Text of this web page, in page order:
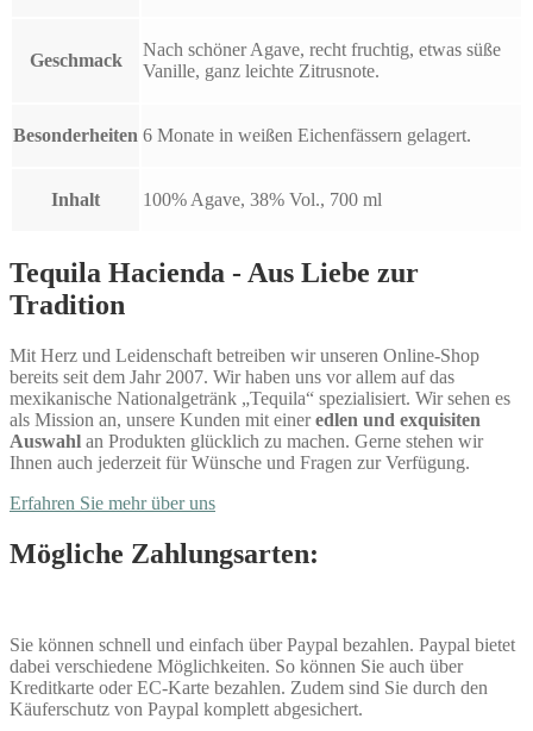
Geschmack
Nach schöner Agave, recht fruchtig, etwas süße
Vanille, ganz leichte Zitrusnote.
Besonderheiten 6 Monate in weißen Eichenfässern gelagert.
Inhalt 100% Agave, 38% Vol., 700 ml
Tequila Hacienda - Aus Liebe zur
Tradition
Mit Herz und Leidenschaft betreiben wir unseren Online-Shop
bereits seit dem Jahr 2007. Wir haben uns vor allem auf das
mexikanische Nationalgetränk „Tequila“ spezialisiert. Wir sehen es
als Mission an, unsere Kunden mit eineredlen und exquisiten
Auswahl an Produkten glücklich zu machen. Gerne stehen wir
Ihnen auch jederzeit für Wünsche und Fragen zur Verfügung.
Erfahren Sie mehr über uns
Mögliche Zahlungsarten:
Sie können schnell und einfach über Paypal bezahlen. Paypal bietet
dabei verschiedene Möglichkeiten. So können Sie auch über
Kreditkarte oder EC-Karte bezahlen. Zudem sind Sie durch den
Käuferschutz von Paypal komplett abgesichert.